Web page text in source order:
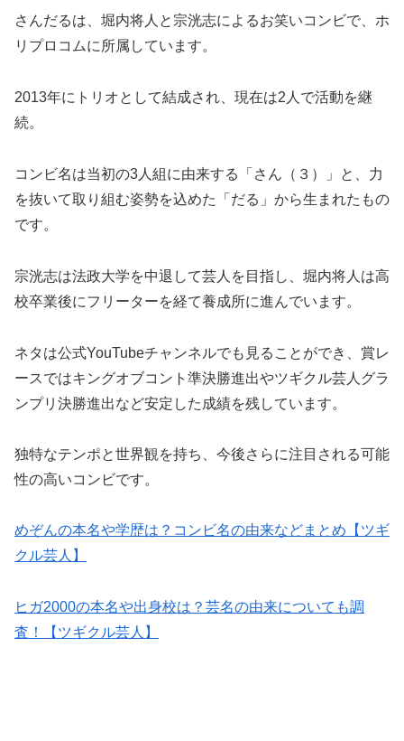
さんだるは、堀内将人と宗洸志によるお笑いコンビで、ホ
リプロコムに所属しています。
2013年にトリオとして結成され、現在は2人で活動を継
続。
コンビ名は当初の3人組に由来する「さん（３）」と、力
を抜いて取り組む姿勢を込めた「だる」から生まれたもの
です。
宗洸志は法政大学を中退して芸人を目指し、堀内将人は高
校卒業後にフリーターを経て養成所に進んでいます。
ネタは公式YouTubeチャンネルでも見ることができ、賞レ
ースではキングオブコント準決勝進出やツギクル芸人グラ
ンプリ決勝進出など安定した成績を残しています。
独特なテンポと世界観を持ち、今後さらに注目される可能
性の高いコンビです。
めぞんの本名や学歴は？コンビ名の由来などまとめ【ツギ
クル芸人】
ヒガ2000の本名や出身校は？芸名の由来についても調
査！【ツギクル芸人】